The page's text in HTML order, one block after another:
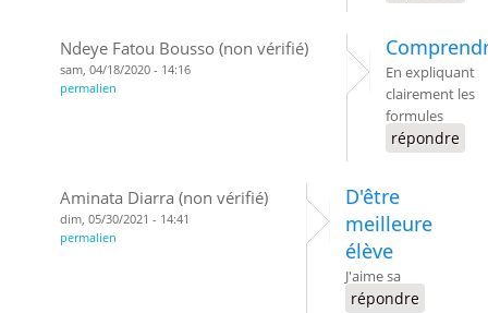
Ndeye Fatou Bousso (non vérifié)
sam, 04/18/2020 - 14:16
permalien
En expliquant
clairement les
formules
répondre
Aminata Diarra (non vérifié)
dim, 05/30/2021 - 14:41
permalien
D'être
meilleure
élève
J'aime sa
répondre